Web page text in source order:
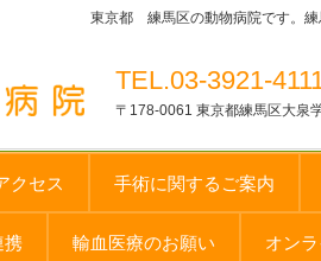
東京都 練馬区の動物病院です。練
TEL.03-3921-
〒178-0061 東京都練馬区大泉
クセス 手術に関するご案内
携 輸血医療のお願い オン